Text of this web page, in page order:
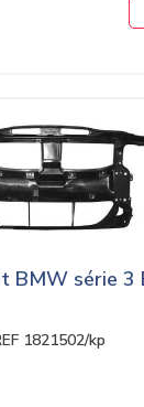
BMW série 3
1821502/kp